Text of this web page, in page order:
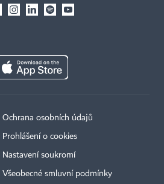
Ochrana osobních údajů
Prohlášení o cookies
Nastavení soukromí
Všeobecné smluvní podmínky